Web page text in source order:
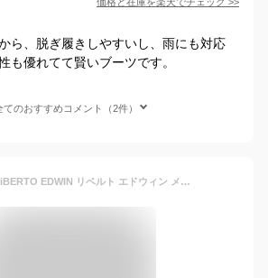
ら、脱ぎ履きしやすいし、雨にも対応
も優れてて賢いブーツです。
てのおすすめコメント（2件）
【送料無料】LiBERTO EDWIN リベルト エドウィン メンズ 防水 ブーツ レインブーツ サイドゴアブーツ ショートブーツ チャッカブーツ ワークブーツ フォーマル メンズシューズ 革靴 靴 ビジネス/2025新作 秋冬 トレンド